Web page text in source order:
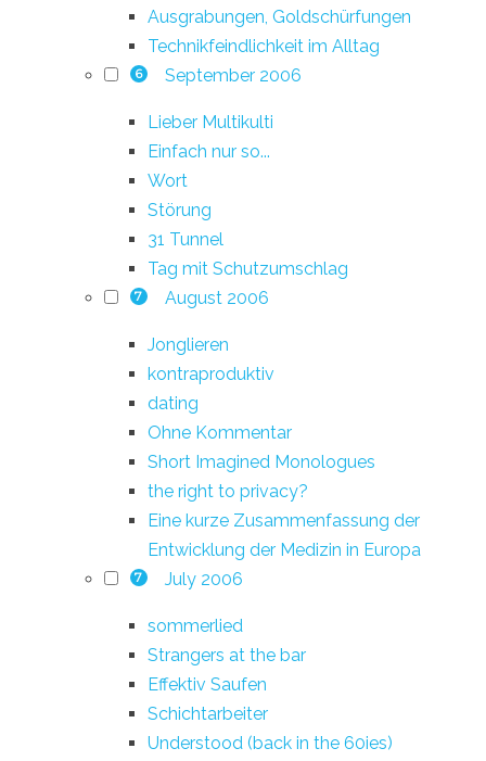
Ausgrabungen, Goldschürfungen
Technikfeindlichkeit im Alltag
6 September 2006
Lieber Multikulti
Einfach nur so...
Wort
Störung
31 Tunnel
Tag mit Schutzumschlag
7 August 2006
Jonglieren
kontraproduktiv
dating
Ohne Kommentar
Short Imagined Monologues
the right to privacy?
Eine kurze Zusammenfassung der
Entwicklung der Medizin in Europa
7 July 2006
sommerlied
Strangers at the bar
Effektiv Saufen
Schichtarbeiter
Understood (back in the 60ies)